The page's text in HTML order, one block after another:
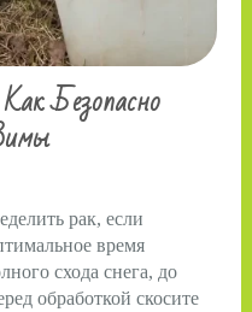
Безопасно
рак, если
время
схода снега, до
обработкой скосите